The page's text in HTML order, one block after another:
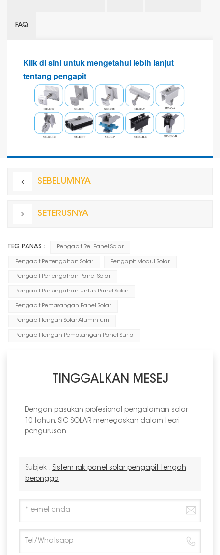
FAQ
Klik di sini untuk mengetahui lebih lanjut
tentang pengapit
SEBELUMNYA
SETERUSNYA
TEG PANAS : Pengapit Rel Panel Solar
Pengapit Pertengahan Solar Pengapit Modul Solar
Pengapit Pertengahan Panel Solar
Pengapit Pertengahan Untuk Panel Solar
Pengapit Pemasangan Panel Solar
Pengapit Tengah Solar Aluminium
Pengapit Tengah Pemasangan Panel Suria
TINGGALKAN MESEJ
Dengan pasukan profesional pengalaman solar
10 tahun, SIC SOLAR menegaskan dalam teori
pengurusan
Subjek : Sistem rak panel solar pengapit tengah
berongga